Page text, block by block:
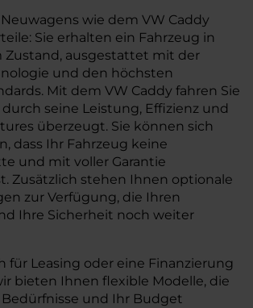
wie dem VW Caddy
Sie erhalten ein Fahrzeug in
Zustand, ausgestattet mit der
und den höchsten
Mit dem VW Caddy fahren Sie
durch seine Leistung, Effizienz und
überzeugt. Sie können sich
dass Ihr Fahrzeug keine
und mit voller Garantie
Zusätzlich stehen Ihnen optionale
zur Verfügung, die Ihren
Ihre Sicherheit noch weiter
für Leasing oder eine Finanzierung
bieten Ihnen flexible Modelle, die
und Ihr Budget